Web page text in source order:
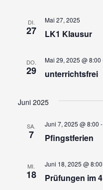
DI.
27 LK1 Klausur
Mai 27, 2025
DO.
29 unterrichtsfrei
Mai 29, 2025 @ 8:00
Juni 2025
SA.
7 Pfingstferien
Juni 7, 2025 @ 8:00 -
MI.
18 Prüfungen im
Juni 18, 2025 @ 8:00